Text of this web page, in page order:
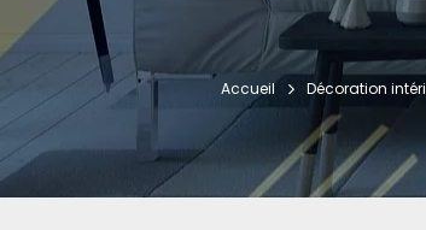
Accueil Décoration